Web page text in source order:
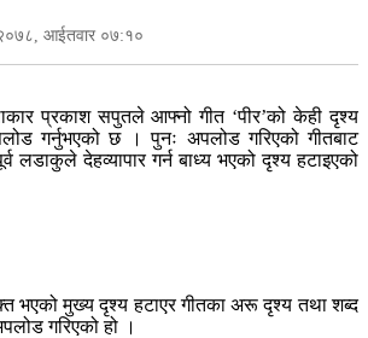
आईतवार ०७:१०
प्रकाश सपुतले आफ्नो गीत ‘पीर’को केही दृश्य
गर्नुभएको छ । पुनः अपलोड गरिएको गीतबाट
लडाकुले देहव्यापार गर्न बाध्य भएको दृश्य हटाइएको
भएको मुख्य दृश्य हटाएर गीतका अरू दृश्य तथा शब्द
गरिएको हो ।